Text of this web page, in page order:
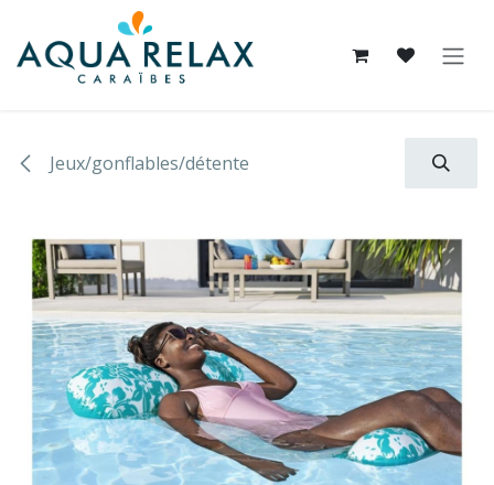
Se rendre au contenu
Jeux/gonflables/détente